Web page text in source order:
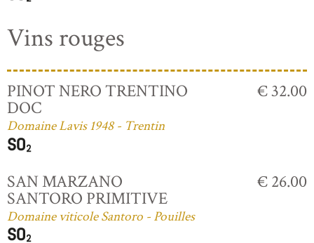
Vins rouges
PINOT NERO TRENTINO
DOC
Domaine Lavis 1948 - Trentin
€ 32.00
SAN MARZANO
SANTORO PRIMITIVE
Domaine viticole Santoro - Pouilles
€ 26.00